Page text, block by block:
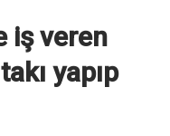
iş veren
akı yapıp